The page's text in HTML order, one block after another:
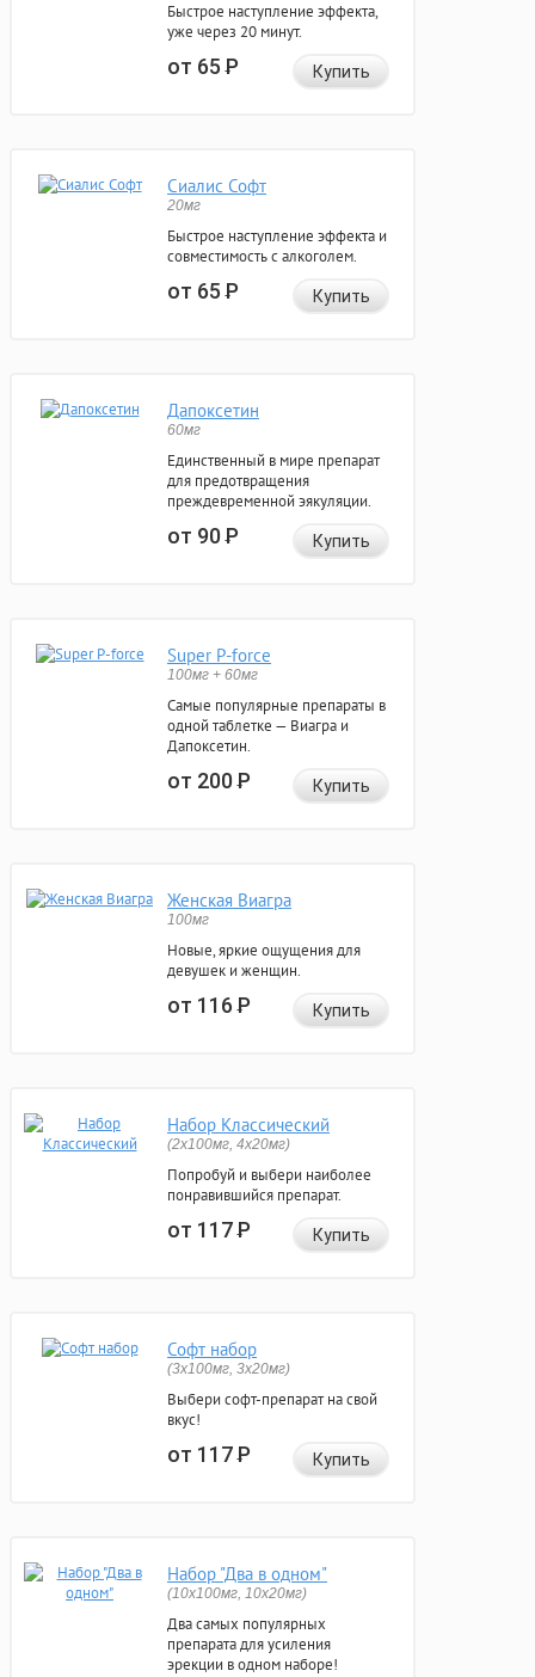
Быстрое наступление эффекта,
уже через 20 минут.
от 65Р Купить
Сиалис Софт
20мг
Быстрое наступление эффекта и
совместимость с алкоголем.
от 65Р Купить
Дапоксетин
60мг
Единственный в мире препарат
для предотвращения
преждевременной эякуляции.
от 90Р Купить
Super P-force
100мг + 60мг
Самые популярные препараты в
одной таблетке — Виагра и
Дапоксетин.
от 200Р Купить
Женская Виагра
100мг
Новые, яркие ощущения для
девушек и женщин.
от 116Р Купить
Набор Классический
(2x100мг, 4x20мг)
Попробуй и выбери наиболее
понравившийся препарат.
от 117Р Купить
Софт набор
(3x100мг, 3x20мг)
Выбери софт-препарат на свой
вкус!
от 117Р Купить
Набор "Два в одном"
(10x100мг, 10x20мг)
Два самых популярных
препарата для усиления
эрекции в одном наборе!